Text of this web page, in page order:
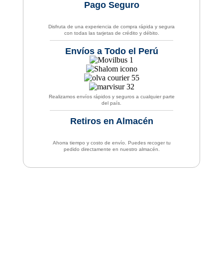
Pago Seguro
Disfruta de una experiencia de compra rápida y segura
con todas las tarjetas de crédito y débito.
Envíos a Todo el Perú
Realizamos envíos rápidos y seguros a cualquier parte
del país.
Retiros en Almacén
Ahorra tiempo y costo de envío. Puedes recoger tu
pedido directamente en nuestro almacén.